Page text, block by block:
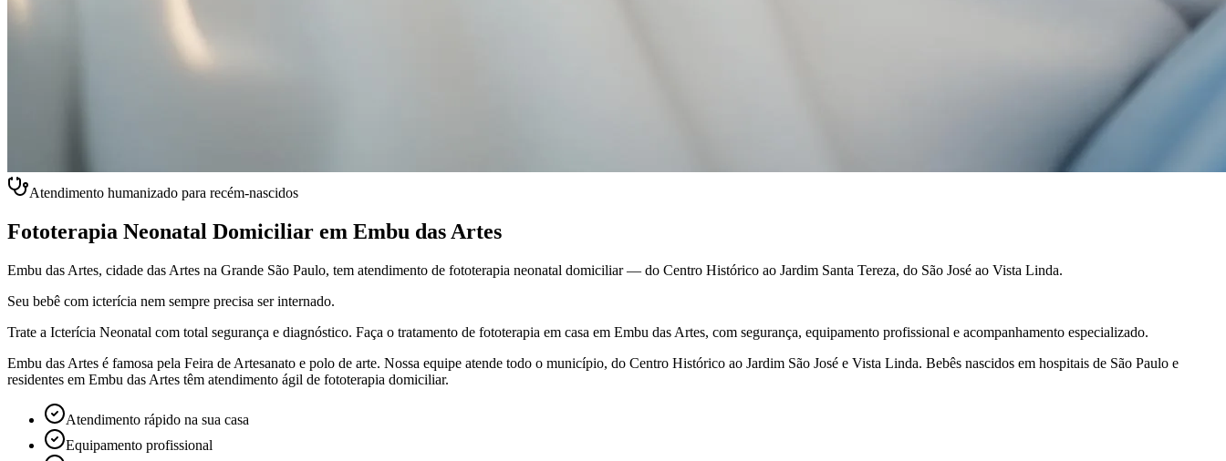
Atendimento humanizado para recém-nascidos
Fototerapia Neonatal Domiciliar em Embu das Artes
Embu das Artes, cidade das Artes na Grande São Paulo, tem atendimento de fototerapia neonatal domiciliar — do Centro Histórico ao Jardim Santa Tereza, do São José ao Vista Linda.
Seu bebê com icterícia nem sempre precisa ser internado.
Trate a Icterícia Neonatal com total segurança e diagnóstico. Faça o tratamento de fototerapia em casa em Embu das Artes, com segurança, equipamento profissional e acompanhamento especializado.
Embu das Artes é famosa pela Feira de Artesanato e polo de arte. Nossa equipe atende todo o município, do Centro Histórico ao Jardim São José e Vista Linda. Bebês nascidos em hospitais de São Paulo e
residentes em Embu das Artes têm atendimento ágil de fototerapia domiciliar.
Atendimento rápido na sua casa
Equipamento profissional